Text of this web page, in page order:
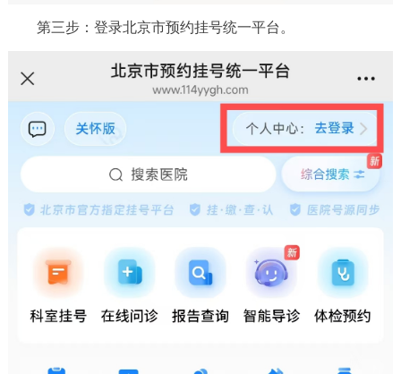
第三步：登录北京市预约挂号统一平台。